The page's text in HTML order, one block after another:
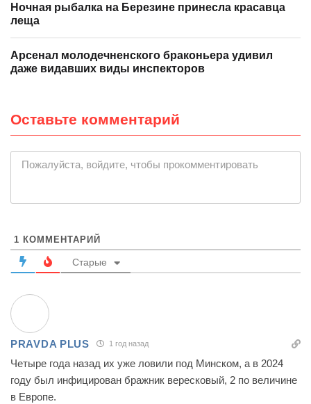
Ночная рыбалка на Березине принесла красавца
леща
Арсенал молодечненского браконьера удивил
даже видавших виды инспекторов
Оставьте комментарий
Пожалуйста, войдите, чтобы прокомментировать
1 КОММЕНТАРИЙ
Старые
PRAVDA PLUS 1 год назад
Четыре года назад их уже ловили под Минском, а в 2024
году был инфицирован бражник вересковый, 2 по величине
в Европе.